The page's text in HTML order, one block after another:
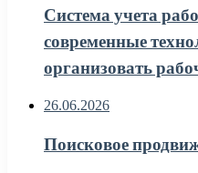
Система учета
современные
организовать
26.06.2026
Поисковое